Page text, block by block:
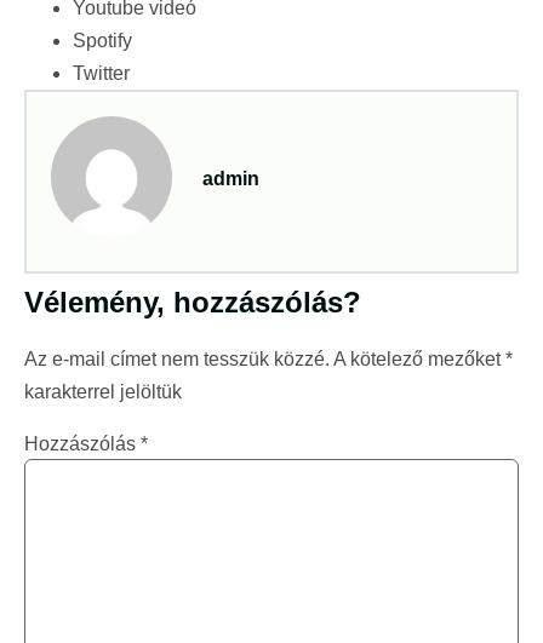
Youtube videó
Spotify
Twitter
admin
Vélemény, hozzászólás?
Az e-mail címet nem tesszük közzé. A kötelező mezőket*
karakterrel jelöltük
Hozzászólás *